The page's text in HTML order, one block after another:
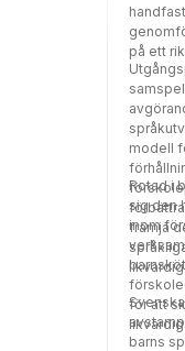
drar
samt
och
på ett
modell
främja
Rotad i
sig den
inom
för att
barns